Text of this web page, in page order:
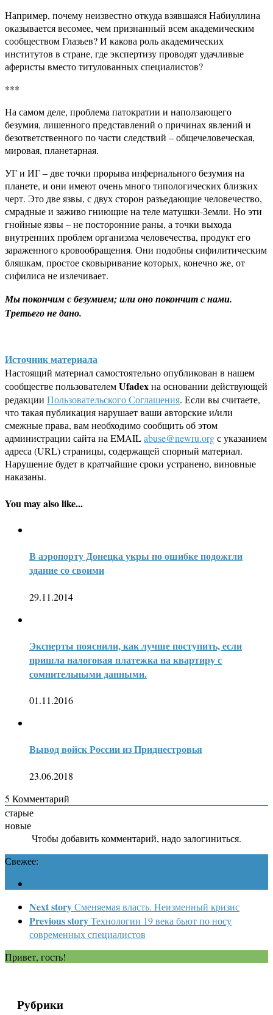
Например, почему неизвестно откуда взявшаяся Набиуллина
оказывается весомее, чем признанный всем академическим
сообществом Глазьев? И какова роль академических
институтов в стране, где экспертизу проводят удачливые
аферисты вместо титулованных специалистов?
***
На самом деле, проблема патократии и наползающего
безумия, лишенного представлений о причинах явлений и
безответственного по части следствий – общечеловеческая,
мировая, планетарная.
УГ и ИГ – две точки прорыва инфернального безумия на
планете, и они имеют очень много типологических близких
черт. Это две язвы, с двух сторон разъедающие человечество,
смрадные и заживо гниющие на теле матушки-Земли. Но эти
гнойные язвы – не посторонние раны, а точки выхода
внутренних проблем организма человечества, продукт его
зараженного кровообращения. Они подобны сифилитическим
бляшкам, простое сковыривание которых, конечно же, от
сифилиса не излечивает.
Мы покончим с безумием; или оно покончит с нами.
Третьего не дано.
Источник материала
Настоящий материал самостоятельно опубликован в нашем
сообществе пользователемUfadexна основании действующей
редакции Пользовательского Соглашения. Если вы считаете,
что такая публикация нарушает ваши авторские и/или
смежные права, вам необходимо сообщить об этом
администрации сайта на EMAILabuse@newru.orgс указанием
адреса (URL) страницы, содержащей спорный материал.
Нарушение будет в кратчайшие сроки устранено, виновные
наказаны.
You may also like...
В аэропорту Донецка укры по ошибке подожгли
здание со своими
29.11.2014
Эксперты пояснили, как лучше поступить, если
пришла налоговая платежка на квартиру с
сомнительными данными.
01.11.2016
Вывод войск России из Приднестровья
23.06.2018
5 Комментарий
старые
новые
Чтобы добавить комментарий, надо залогиниться.
Свежее:
Next storyСменяемая власть. Неизменный кризис
Previous storyТехнологии 19 века бьют по носу
современных специалистов
Привет, гость!
Рубрики